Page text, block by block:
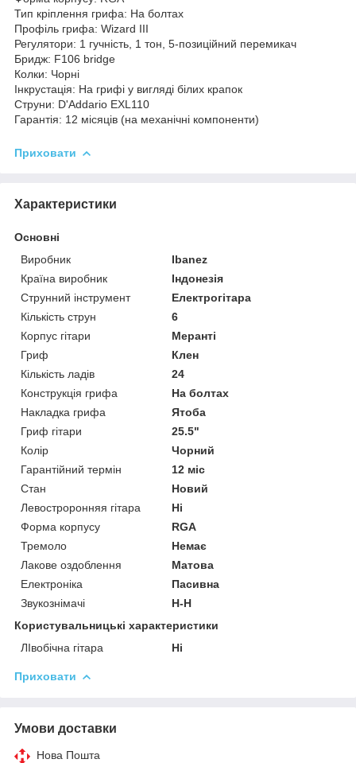
Тип кріплення грифа: На болтах
Профіль грифа: Wizard III
Регулятори: 1 гучність, 1 тон, 5-позиційний перемикач
Бридж: F106 bridge
Колки: Чорні
Інкрустація: На грифі у вигляді білих крапок
Струни: D'Addario EXL110
Гарантія: 12 місяців (на механічні компоненти)
Приховати
Характеристики
Основні
Виробник
Ibanez
Країна виробник
Індонезія
Струнний інструмент
Електрогітара
Кількість струн
6
Корпус гітари
Меранті
Гриф
Клен
Кількість ладів
24
Конструкція грифа
На болтах
Накладка грифа
Ятоба
Гриф гітари
25.5"
Колір
Чорний
Гарантійний термін
12 міс
Стан
Новий
Левостроронняя гітара
Ні
Форма корпусу
RGA
Тремоло
Немає
Лакове оздоблення
Матова
Електроніка
Пасивна
Звукознімачі
H-H
Користувальницькі характеристики
ЛІвобічна гітара
Ні
Приховати
Умови доставки
Нова Пошта